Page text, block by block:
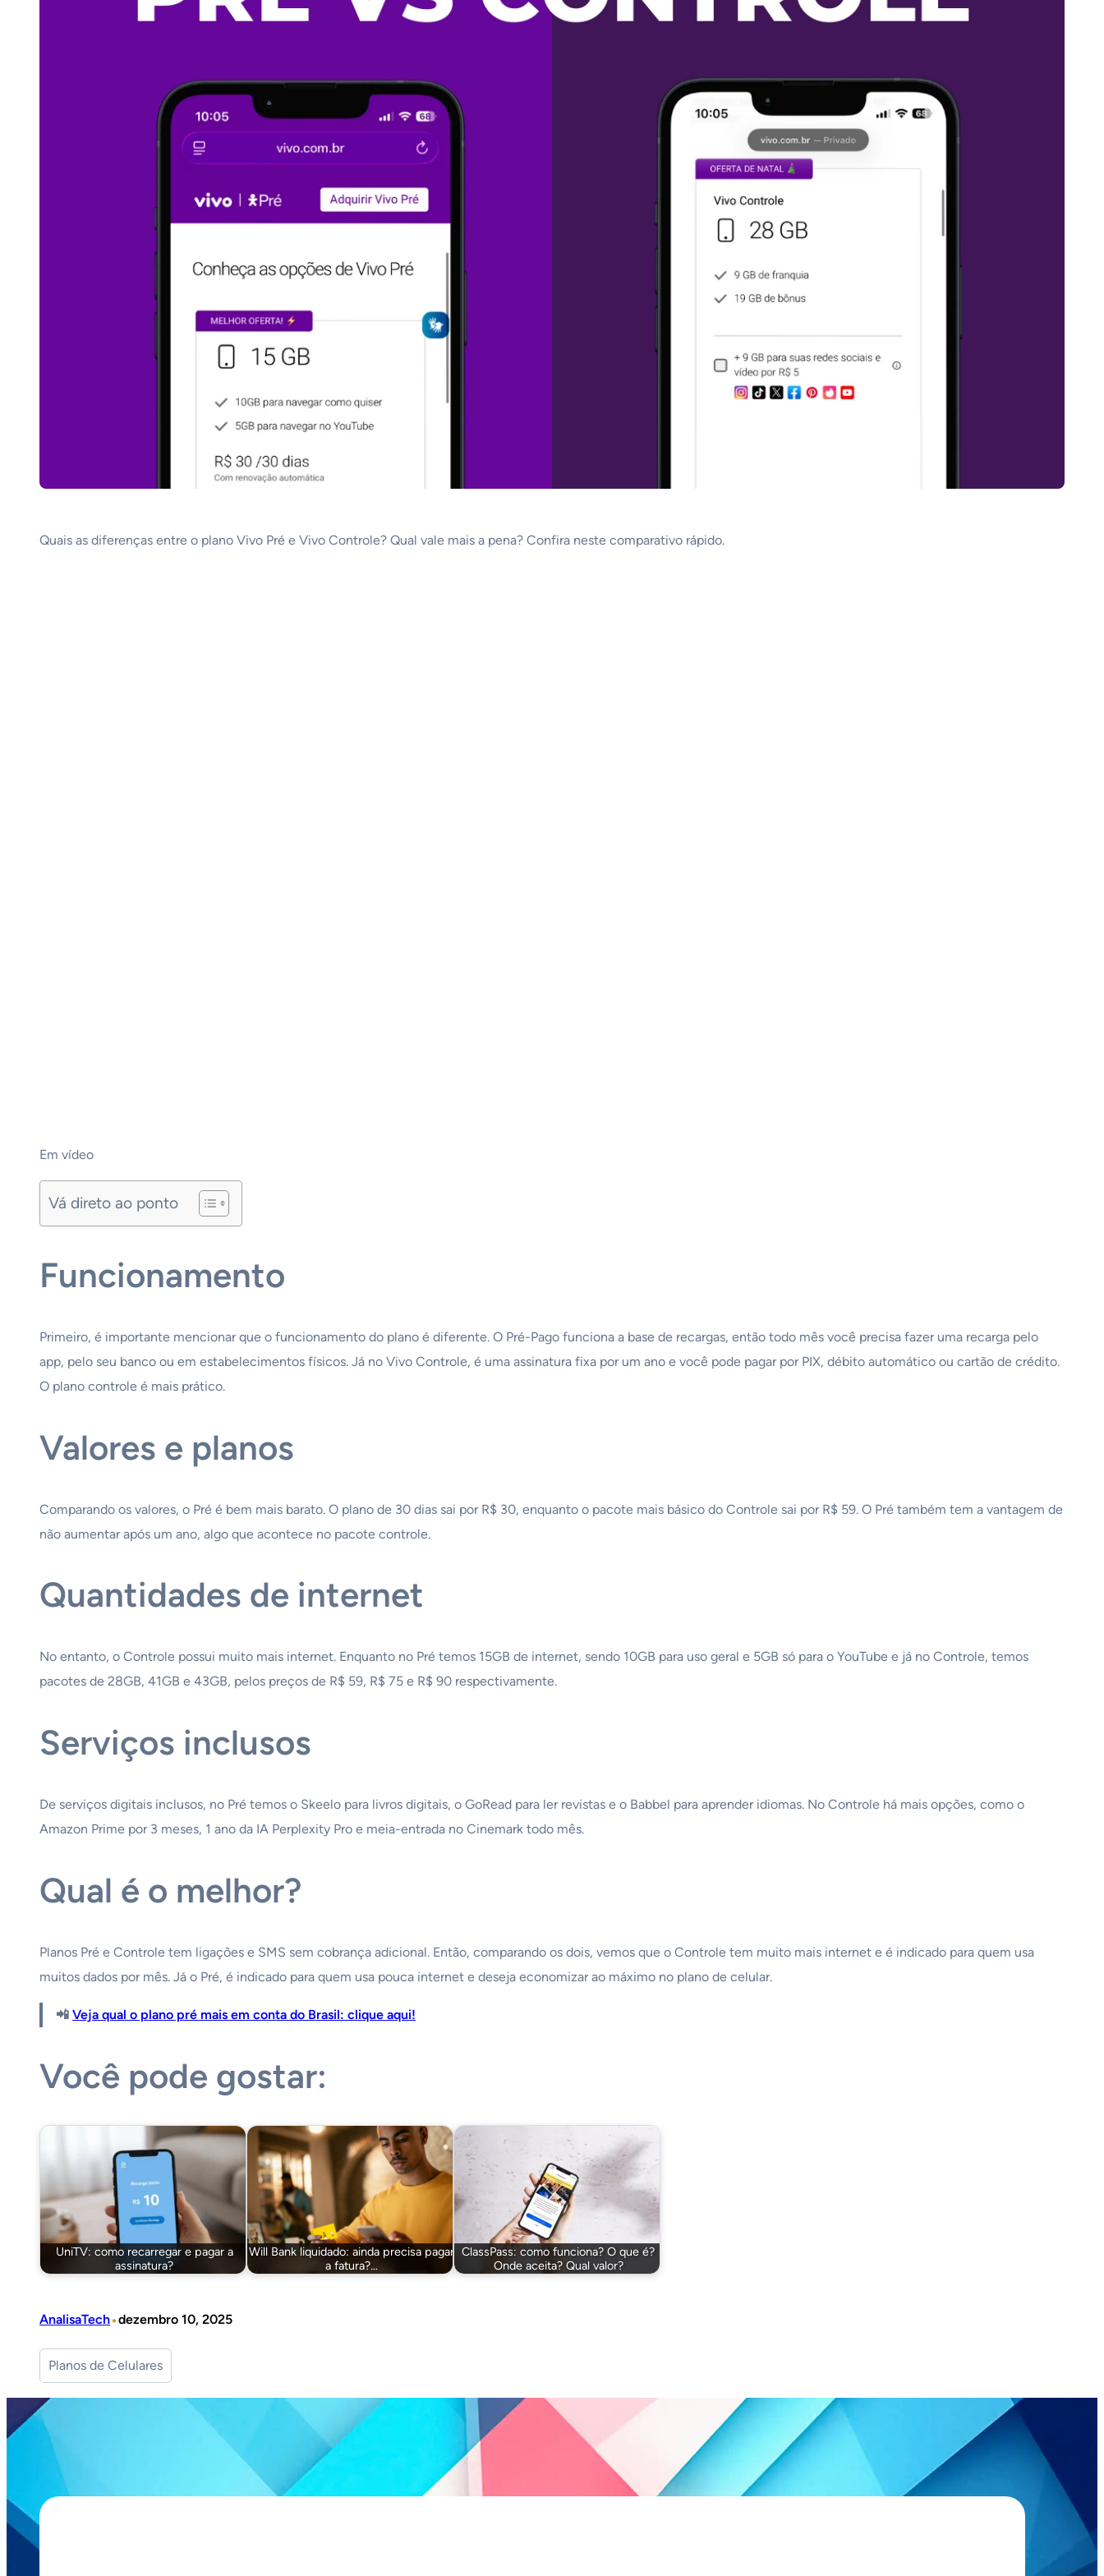
Quais as diferenças entre o plano Vivo Pré e Vivo Controle? Qual vale mais a pena? Confira neste comparativo rápido.
Em vídeo
Vá direto ao ponto
Funcionamento
Primeiro, é importante mencionar que o funcionamento do plano é diferente. O Pré-Pago funciona a base de recargas, então todo mês você precisa fazer uma recarga pelo
app, pelo seu banco ou em estabelecimentos físicos. Já no Vivo Controle, é uma assinatura fixa por um ano e você pode pagar por PIX, débito automático ou cartão de crédito.
O plano controle é mais prático.
Valores e planos
Comparando os valores, o Pré é bem mais barato. O plano de 30 dias sai por R$ 30, enquanto o pacote mais básico do Controle sai por R$ 59. O Pré também tem a vantagem de
não aumentar após um ano, algo que acontece no pacote controle.
Quantidades de internet
No entanto, o Controle possui muito mais internet. Enquanto no Pré temos 15GB de internet, sendo 10GB para uso geral e 5GB só para o YouTube e já no Controle, temos
pacotes de 28GB, 41GB e 43GB, pelos preços de R$ 59, R$ 75 e R$ 90 respectivamente.
Serviços inclusos
De serviços digitais inclusos, no Pré temos o Skeelo para livros digitais, o GoRead para ler revistas e o Babbel para aprender idiomas. No Controle há mais opções, como o
Amazon Prime por 3 meses, 1 ano da IA Perplexity Pro e meia-entrada no Cinemark todo mês.
Qual é o melhor?
Planos Pré e Controle tem ligações e SMS sem cobrança adicional. Então, comparando os dois, vemos que o Controle tem muito mais internet e é indicado para quem usa
muitos dados por mês. Já o Pré, é indicado para quem usa pouca internet e deseja economizar ao máximo no plano de celular.
📲 Veja qual o plano pré mais em conta do Brasil: clique aqui!
Você pode gostar:
UniTV: como recarregar e pagar a
assinatura?
Will Bank liquidado: ainda precisa pagar
a fatura?…
ClassPass: como funciona? O que é?
Onde aceita? Qual valor?
AnalisaTech•dezembro 10, 2025
Planos de Celulares